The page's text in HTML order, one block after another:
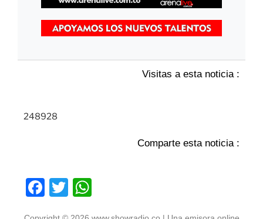
Visitas a esta noticia :
248928
Comparte esta noticia :
F
T